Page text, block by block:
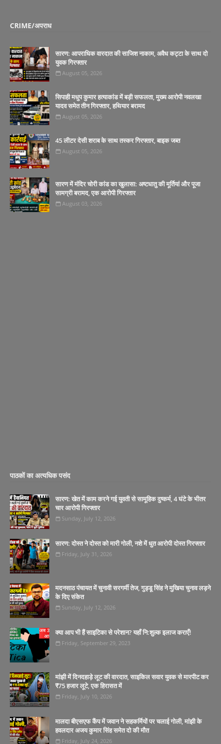
CRIME/अपराध
सारण: आपराधिक वारदात की साजिश नाकाम, अवैध कट्टा के साथ दो
युवक गिरफ्तार
August 05, 2026
सिपाही मधुप कुमार हत्याकांड में बड़ी सफलता, मुख्य आरोपी नवलखा
यादव समेत तीन गिरफ्तार, हथियार बरामद
August 05, 2026
45 लीटर देसी शराब के साथ तस्कर गिरफ्तार, बाइक जब्त
August 05, 2026
सारण में मंदिर चोरी कांड का खुलासा: अष्टधातु की मूर्तियां और पूजा
सामग्री बरामद, एक आरोपी गिरफ्तार
August 03, 2026
पाठकों का अत्यधिक पसंद
सारण: खेत में काम करने गई युवती से सामूहिक दुष्कर्म, 4 घंटे के भीतर
चार आरोपी गिरफ्तार
Sunday, July 12, 2026
सारण: दोस्त ने दोस्त को मारी गोली, नशे में धुत आरोपी दोस्त गिरफ्तार
Friday, July 31, 2026
मदनसाठ पंचायत में चुनावी सरगर्मी तेज, गुड्डू सिंह ने मुखिया चुनाव लड़ने
के दिए संकेत
Sunday, July 12, 2026
क्या आप भी हैं साइटिका से परेशान? यहाँ नि:शुल्क इलाज कराएँ!
Friday, September 29, 2023
मांझी में दिनदहाड़े लूट की वारदात, साइकिल सवार युवक से मारपीट कर
₹75 हजार लूटे, एक हिरासत में
Friday, July 10, 2026
मालदा बीएसएफ कैंप में जवान ने सहकर्मियों पर चलाई गोली, मांझी के
हवलदार अजय कुमार सिंह समेत दो की मौत
Friday, July 24, 2026